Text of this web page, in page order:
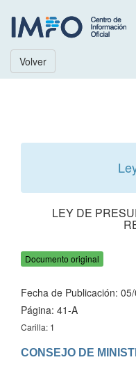
Volver
LEY DE
Documento original
Fecha de Publicación:
Página: 41-A
Carilla: 1
CONSEJO DE